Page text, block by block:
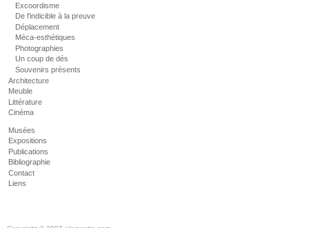
Excoordisme
De l'indicible à la preuve
Déplacement
Méca-esthétiques
Photographies
Un coup de dés
Souvenirs présents
Architecture
Meuble
Littérature
Cinéma
Musées
Expositions
Publications
Bibliographie
Contact
Liens